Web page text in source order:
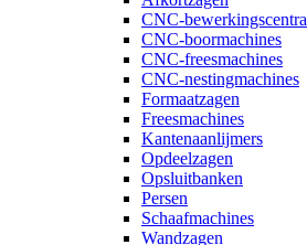
CNC-bewerkingscentra
CNC-boormachines
CNC-freesmachines
CNC-nestingmachines
Formaatzagen
Freesmachines
Kantenaanlijmers
Opdeelzagen
Opsluitbanken
Persen
Schaafmachines
Wandzagen